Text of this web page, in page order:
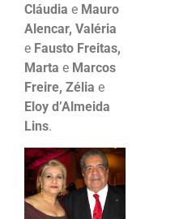
Cláudia e Mauro
Alencar, Valéria
e Fausto Freitas,
Marta e Marcos
Freire, Zélia e
Eloy d’Almeida
Lins.